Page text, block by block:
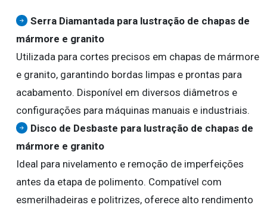
Serra Diamantada para lustração de chapas de
mármore e granito
Utilizada para cortes precisos em chapas de mármore
e granito, garantindo bordas limpas e prontas para
acabamento. Disponível em diversos diâmetros e
configurações para máquinas manuais e industriais.
Disco de Desbaste para lustração de chapas de
mármore e granito
Ideal para nivelamento e remoção de imperfeições
antes da etapa de polimento. Compatível com
esmerilhadeiras e politrizes, oferece alto rendimento